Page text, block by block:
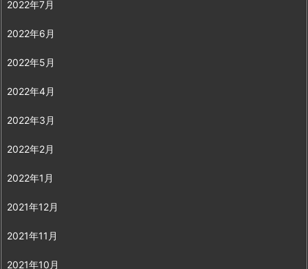
2022年7月
2022年6月
2022年5月
2022年4月
2022年3月
2022年2月
2022年1月
2021年12月
2021年11月
2021年10月